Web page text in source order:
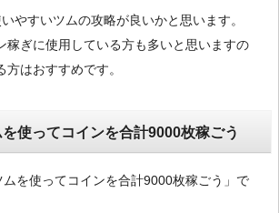
やすいツムの攻略が良いかと思います。
稼ぎに使用している方も多いと思いますの
はおすすめです。
使ってコインを合計9000枚稼ごう
を使ってコインを合計9000枚稼ごう」で